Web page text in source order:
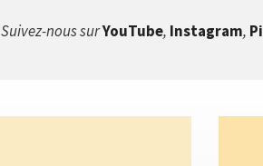
Suivez-nous surYouTube, Instagram,